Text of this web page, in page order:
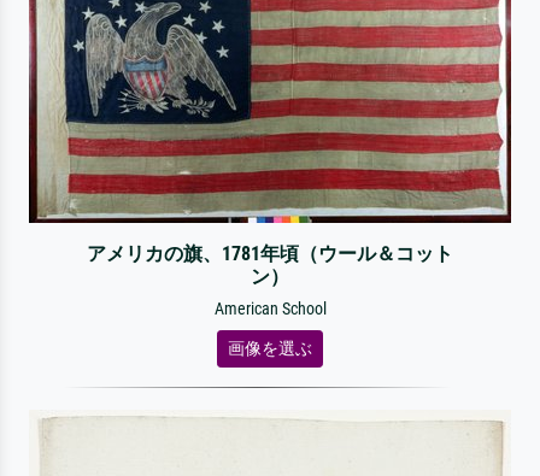
アメリカの旗、1781年頃（ウール＆コット
ン）
American School
画像を選ぶ